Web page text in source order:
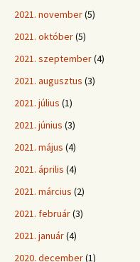
2021. november(5)
2021. október(5)
2021. szeptember(4)
2021. augusztus (3)
2021. július (1)
2021. június (3)
2021. május (4)
2021. április (4)
2021. március (2)
2021. február(3)
2021. január(4)
2020. december(1)